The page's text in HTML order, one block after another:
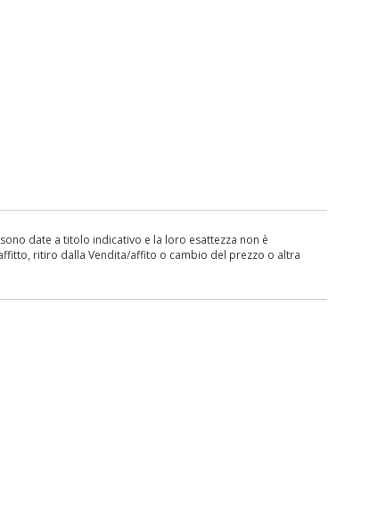
date a titolo indicativo e la loro esattezza non è
ritiro dalla Vendita/affito o cambio del prezzo o altra